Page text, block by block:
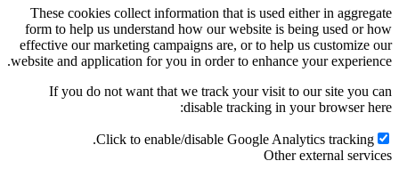
These cookies collect information that is used either in aggregate
form to help us understand how our website is being used or how
effective our marketing campaigns are, or to help us customize our
website and application for you in order to enhance your experience.
If you do not want that we track your visit to our site you can
disable tracking in your browser here:
Click to enable/disable Google Analytics tracking.
Other external services